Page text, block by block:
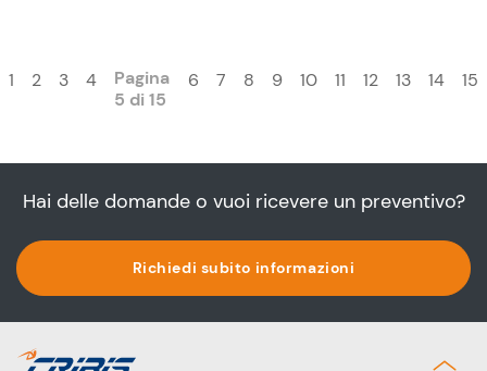
1 2 3 4
Pagina
5 di 15
6 7 8 9 10 11 12 13 14 15
Hai delle domande o vuoi ricevere un preventivo?
Richiedi subito informazioni